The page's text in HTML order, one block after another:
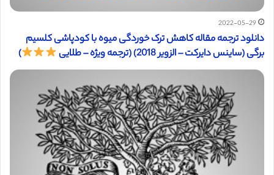
2022-05-29
دانلود ترجمه مقاله کاهش ترک خوردگی میوه با کودپاشی کلسیم
برگی (ساینس دایرکت – الزویر 2018) (ترجمه ویژه – طلایی
)